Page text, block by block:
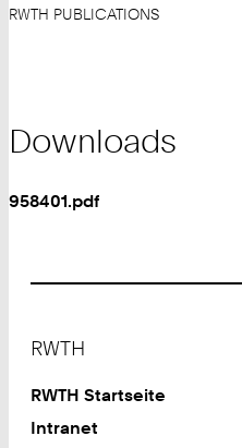
RWTH PUBLICATIONS
Downloads
958401.pdf
RWTH
RWTH Startseite
Intranet